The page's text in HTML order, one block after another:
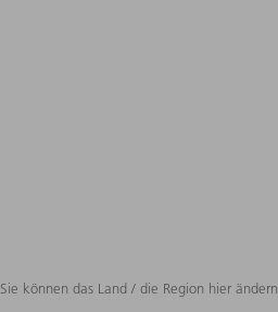
Sie können das Land / die Region hier ändern